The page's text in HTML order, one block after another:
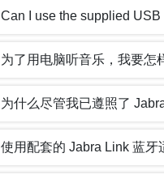
Can I use the supplied
为了用电脑听音乐，我要怎
为什么尽管我已遵照了
使用配套的 Jabra Link 蓝牙